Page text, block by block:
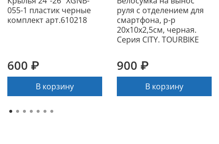
055-1 пластик черные
комплект арт.610218
600 ₽
В корзину
руля с отделением для
смартфона, р-р
20х10х2,5см, черная.
Серия CITY. TOURBIKE
900 ₽
В корзину